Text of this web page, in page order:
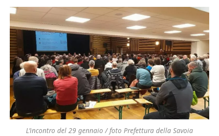
L’incontro del 29 gennaio / foto Prefettura della Savoia